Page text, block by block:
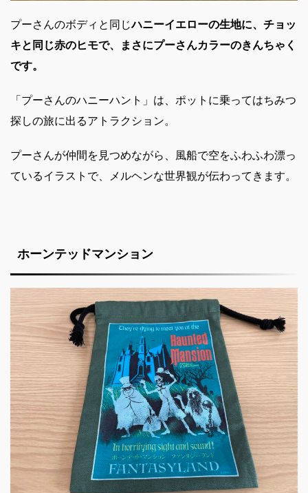
プーさんのボディと同じハニーイエローの生地に、チョッ
キと同じ赤のヒモで、まさにプーさんカラーのきんちゃく
です。
「プーさんのハニーハント」は、ポットに乗ってはちみつ
探しの旅に出るアトラクション。
プーさんが仲間を見つめながら、風船で空をふわふわ漂っ
ているイラストで、メルヘンな世界観が伝わってきます。
ホーンテッドマンション